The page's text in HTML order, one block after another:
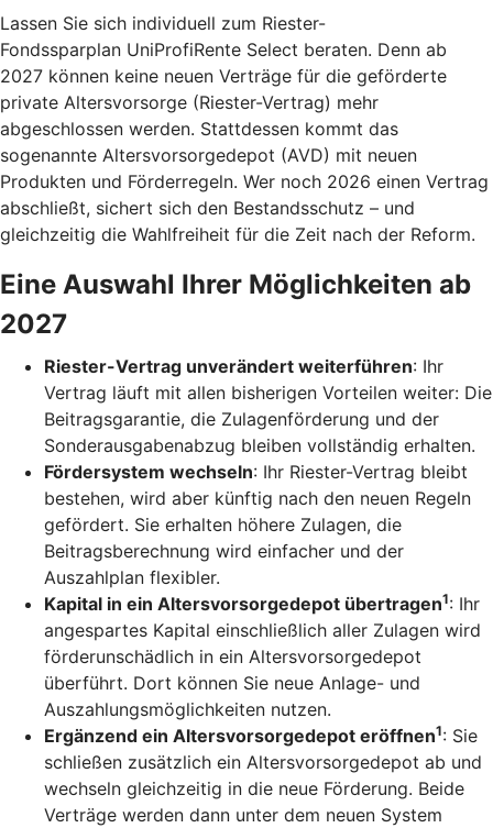
Lassen Sie sich individuell zum Riester-
Fondssparplan UniProfiRente Select beraten. Denn ab
2027 können keine neuen Verträge für die geförderte
private Altersvorsorge (Riester-Vertrag) mehr
abgeschlossen werden. Stattdessen kommt das
sogenannte Altersvorsorgedepot (AVD) mit neuen
Produkten und Förderregeln. Wer noch 2026 einen Vertrag
abschließt, sichert sich den Bestandsschutz – und
gleichzeitig die Wahlfreiheit für die Zeit nach der Reform.
Eine Auswahl Ihrer Möglichkeiten ab
2027
Riester-Vertrag unverändert weiterführen: Ihr
Vertrag läuft mit allen bisherigen Vorteilen weiter: Die
Beitragsgarantie, die Zulagenförderung und der
Sonderausgabenabzug bleiben vollständig erhalten.
Fördersystem wechseln: Ihr Riester-Vertrag bleibt
bestehen, wird aber künftig nach den neuen Regeln
gefördert. Sie erhalten höhere Zulagen, die
Beitragsberechnung wird einfacher und der
Auszahlplan flexibler.
Kapital in ein Altersvorsorgedepot übertragen1: Ihr
angespartes Kapital einschließlich aller Zulagen wird
förderunschädlich in ein Altersvorsorgedepot
überführt. Dort können Sie neue Anlage- und
Auszahlungsmöglichkeiten nutzen.
Ergänzend ein Altersvorsorgedepot eröffnen1: Sie
schließen zusätzlich ein Altersvorsorgedepot ab und
wechseln gleichzeitig in die neue Förderung. Beide
Verträge werden dann unter dem neuen System